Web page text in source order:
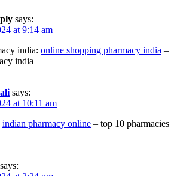
says:
at 9:14 am
india: online shopping pharmacy india –
india
says:
at 10:11 am
indian pharmacy online – top 10 pharmacies
says: